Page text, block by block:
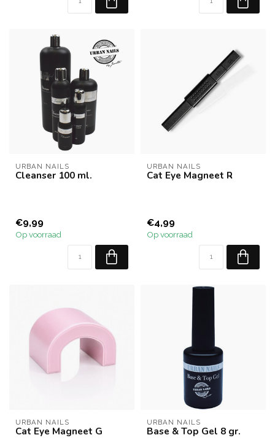
URBAN NAILS
Cleanser 100 ml.
€9,99
Op voorraad
URBAN NAILS
Cat Eye Magneet R
€4,99
Op voorraad
URBAN NAILS
Cat Eye Magneet G
URBAN NAILS
Base & Top Gel 8 gr.